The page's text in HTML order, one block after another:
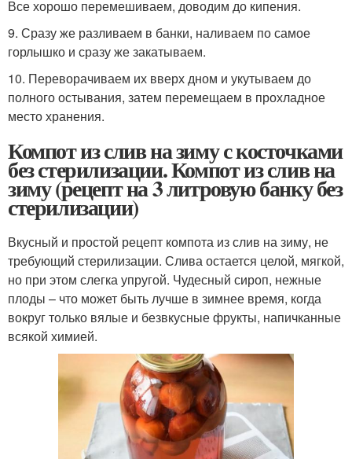
Все хорошо перемешиваем, доводим до кипения.
9. Сразу же разливаем в банки, наливаем по самое
горлышко и сразу же закатываем.
10. Переворачиваем их вверх дном и укутываем до
полного остывания, затем перемещаем в прохладное
место хранения.
Компот из слив на зиму с косточками
без стерилизации. Компот из слив на
зиму (рецепт на 3 литровую банку без
стерилизации)
Вкусный и простой рецепт компота из слив на зиму, не
требующий стерилизации. Слива остается целой, мягкой,
но при этом слегка упругой. Чудесный сироп, нежные
плоды – что может быть лучше в зимнее время, когда
вокруг только вялые и безвкусные фрукты, напичканные
всякой химией.